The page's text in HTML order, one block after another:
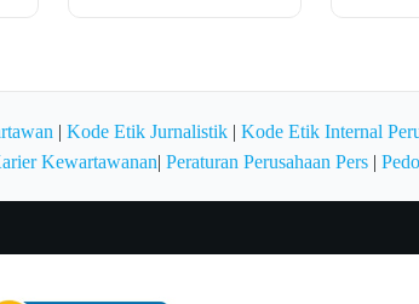
| Kode Etik Jurnalistik | Kode Etik Internal
Kewartawanan| Peraturan Perusahaan Pers|